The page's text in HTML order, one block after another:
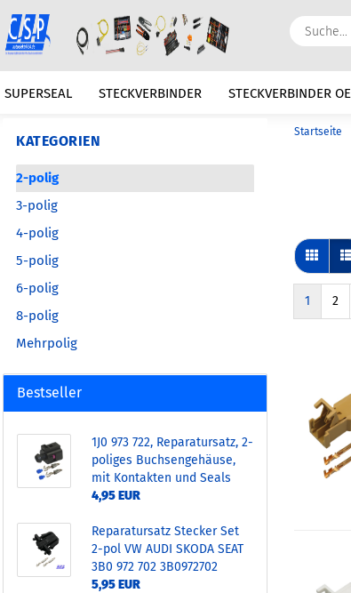
SUPERSEAL STECKVERBINDER STECKVERBINDER
KABELSCHUTZ BATTERIE /
ZUBEHÖR
Startseite
1 2
KATEGORIEN
2-polig
3-polig
4-polig
5-polig
6-polig
8-polig
Mehrpolig
Bestseller
1J0 973 722, Reparatursatz, 2-
poliges Buchsengehäuse,
mit Kontakten und Seals
4,95 EUR
Reparatursatz Stecker Set
2-pol VW AUDI SKODA SEAT
3B0 972 702 3B0972702
5,95 EUR